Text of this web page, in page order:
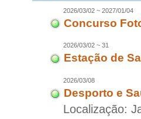
2026/03/02 ~ 2027/01/04
Concurso
2026/03/02 ~ 31
Estação de
2026/03/08
Desporto e
Localização: